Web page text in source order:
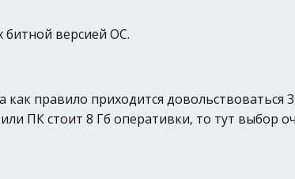
битной версией ОС.
правило приходится довольствоваться
ПК стоит 8 Гб оперативки, то тут выбор